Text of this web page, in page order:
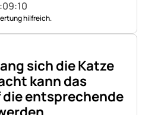
hilfreich.
sich die Katze
kann das
entsprechende